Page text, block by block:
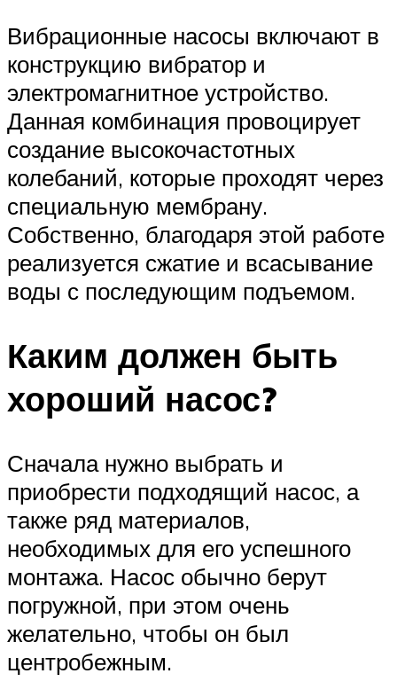
Вибрационные насосы включают в
конструкцию вибратор и
электромагнитное устройство.
Данная комбинация провоцирует
создание высокочастотных
колебаний, которые проходят через
специальную мембрану.
Собственно, благодаря этой работе
реализуется сжатие и всасывание
воды с последующим подъемом.
Каким должен быть
хороший насос?
Сначала нужно выбрать и
приобрести подходящий насос, а
также ряд материалов,
необходимых для его успешного
монтажа. Насос обычно берут
погружной, при этом очень
желательно, чтобы он был
центробежным.